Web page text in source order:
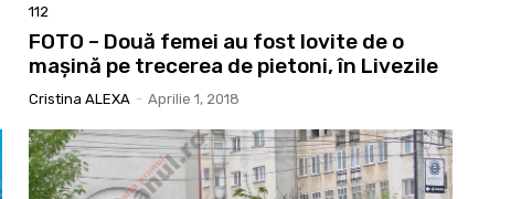
112
FOTO – Două femei au fost lovite de o
mașină pe trecerea de pietoni, în Livezile
Cristina ALEXA - Aprilie 1, 2018